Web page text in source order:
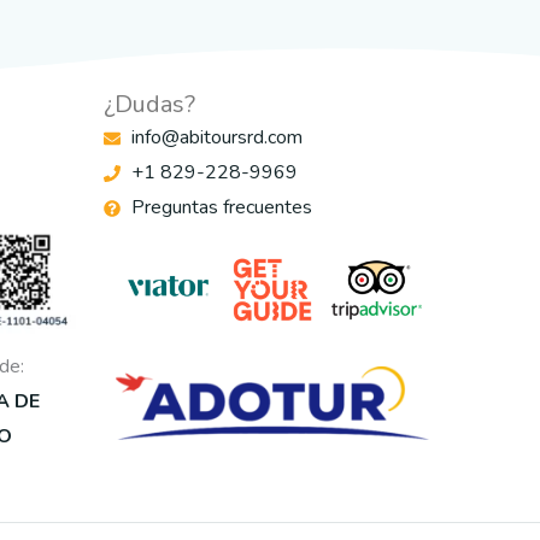
DE
¿Dudas?
info@abitoursrd.com
+1 829-228-9969
Preguntas frecuentes